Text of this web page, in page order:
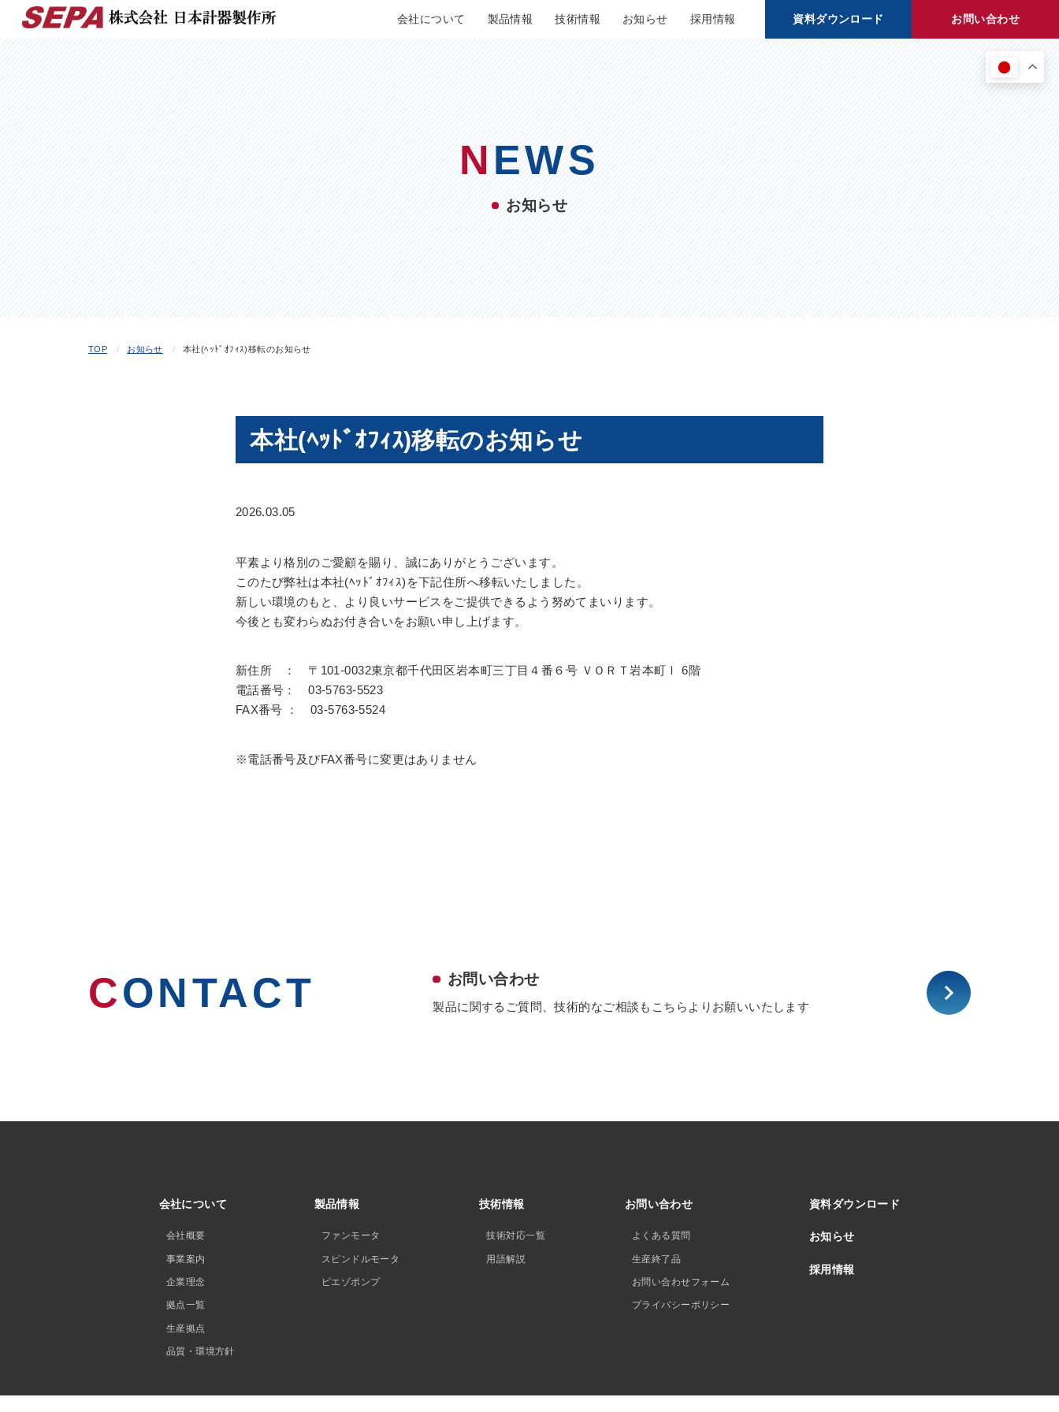
会社について 製品情報 技術情報 お知らせ 採用情報 資料ダウンロード お問い合わせ
N EWS
お知らせ
TOP お知らせ 本社(ﾍｯﾄﾞｵﾌｨｽ)移転のお知らせ
本社(ﾍｯﾄﾞｵﾌｨｽ)移転のお知らせ
2026.03.05
平素より格別のご愛顧を賜り、誠にありがとうございます。
このたび弊社は本社(ﾍｯﾄﾞｵﾌｨｽ)を下記住所へ移転いたしました。
新しい環境のもと、より良いサービスをご提供できるよう努めてまいります。
今後とも変わらぬお付き合いをお願い申し上げます。
新住所 ： 〒101-0032東京都千代田区岩本町三丁目４番６号 ＶＯＲＴ岩本町Ⅰ 6階
電話番号： 03-5763-5523
FAX番号 ： 03-5763-5524
※電話番号及びFAX番号に変更はありません
CONTACT お問い合わせ
製品に関するご質問、技術的なご相談も こちらよりお願いいたします
会社について
会社概要
事業案内
企業理念
拠点一覧
生産拠点
品質・環境方針
製品情報
ファンモータ
スピンドルモータ
ピエゾポンプ
技術情報
技術対応一覧
用語解説
お問い合わせ
よくある質問
生産終了品
お問い合わせフォーム
プライバシーポリシー
資料ダウンロード
お知らせ
採用情報